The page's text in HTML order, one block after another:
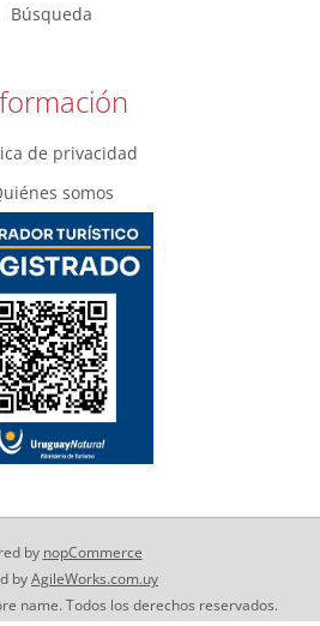
Búsqueda
de privacidad
somos
by nopCommerce
byAgileWorks.com.uy
name. Todos los derechos reservados.